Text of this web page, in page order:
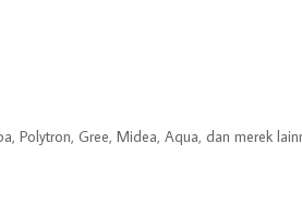
Polytron, Gree, Midea, Aqua, dan merek